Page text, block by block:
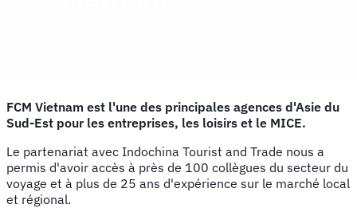
FCM Vietnam est l'une des principales agences d'Asie du
Sud-Est pour les entreprises, les loisirs et le MICE.
Le partenariat avec Indochina Tourist and Trade nous a
permis d'avoir accès à près de 100 collègues du secteur du
voyage et à plus de 25 ans d'expérience sur le marché local
et régional.